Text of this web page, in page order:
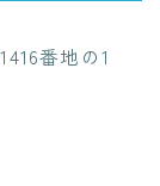
番地の1